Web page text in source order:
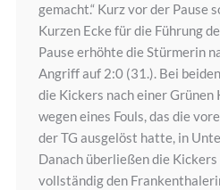
gemacht.“ Kurz vor der Pause
Kurzen Ecke für die Führung
Pause erhöhte die Stürmerin
Angriff auf 2:0 (31.). Bei
die Kickers nach einer
wegen eines Fouls, das die
der TG ausgelöst hatte, in
Danach überließen die Kickers
vollständig den